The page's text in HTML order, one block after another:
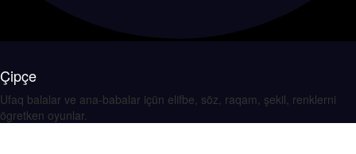
Çipçe
Ufaq balalar ve ana-babalar içün elifbe, söz, raqam, şekil, renklerni
ögretken oyunlar.